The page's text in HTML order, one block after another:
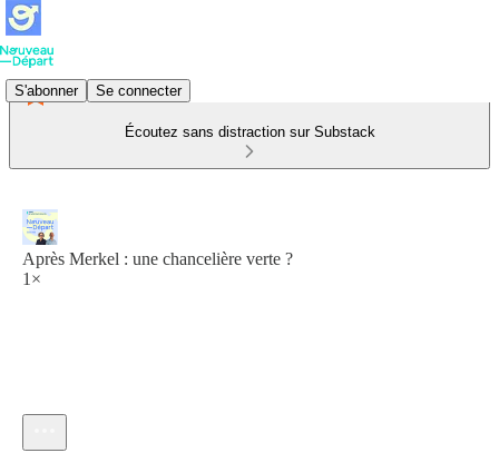
S'abonner Se connecter
Écoutez sans distraction sur Substack
Après Merkel : une chancelière verte ?
1×